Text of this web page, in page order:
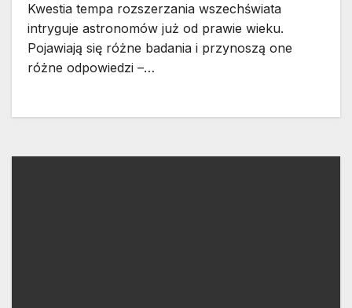
Kwestia tempa rozszerzania wszechświata
intryguje astronomów już od prawie wieku.
Pojawiają się różne badania i przynoszą one
różne odpowiedzi –…